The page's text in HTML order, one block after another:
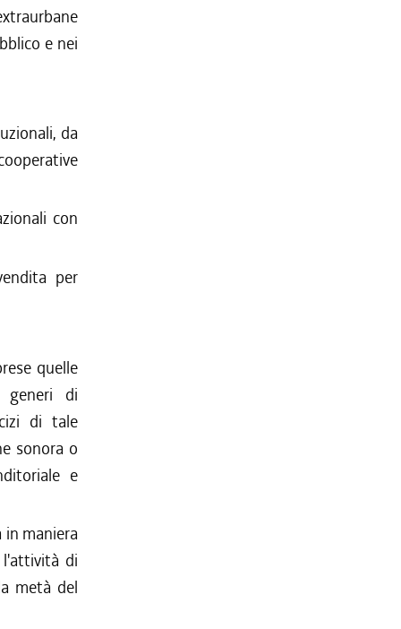
e nei
da
con
per
quelle
generi di
di tale
sonora o
e
maniera
l'attività di
metà del